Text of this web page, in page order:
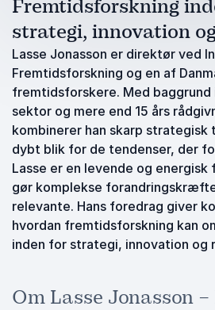
Fremtidsforskning
strategi, innovation
Lasse Jonasson er direktør ved
Fremtidsforskning og en af
fremtidsforskere. Med baggrund
sektor og mere end 15 års
kombinerer han skarp
dybt blik for de tendenser, der
Lasse er en levende og
gør komplekse
relevante. Hans foredrag giver
hvordan fremtidsforskning kan
inden for strategi, innovation og
Om Lasse Jonasson